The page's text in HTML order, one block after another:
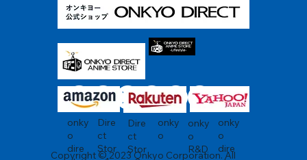
Copyright © 2023 Onkyo Corporation. All
onky
o
dire
Dire
ct
Stor
Dire
ct
Stor
onky
o
onky
o
R&D
onky
o
dire